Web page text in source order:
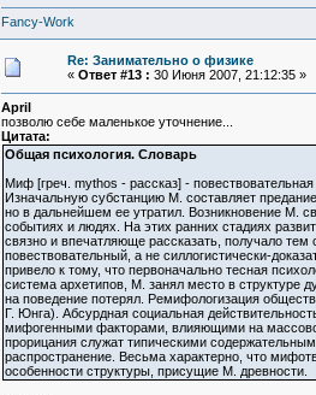
Fancy-Work
Re: Занимательно о физике
« Ответ #13 : 30 Июня 2007, 21:12:35 »
April
позволю себе маленькое уточнение...
Цитата:
Общая психология. Словарь
Миф [греч. mythos - рассказ] -
Изначальную субстанцию М. составляет
но в дальнейшем ее утратил. Возникновение М.
событиях и людях. На этих ранних стадиях
связно и впечатляюще рассказать, получало
повествовательный, а не силлогистически-
привело к тому, что первоначально тесная
система архетипов, М. занял место в структуре
на поведение потерял. Ремифологизация
Г. Юнга). Абсурдная социальная
мифогенными факторами, влияющими на
прорицания служат типическими
распространение. Весьма характерно, что
особенности структуры, присущие М. древности.